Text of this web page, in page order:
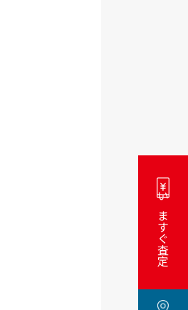
いますぐ査定